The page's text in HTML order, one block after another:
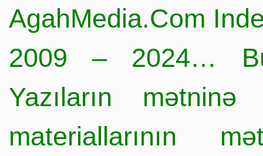
AgahMedia.Com
2009 – 2024…
Yazıların
materiallarının